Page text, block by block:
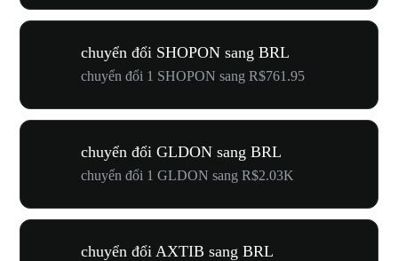
chuyển đổi SHOPON sang BRL
chuyển đổi 1 SHOPON sang R$761.95
chuyển đổi GLDON sang BRL
chuyển đổi 1 GLDON sang R$2.03K
chuyển đổi AXTIB sang BRL